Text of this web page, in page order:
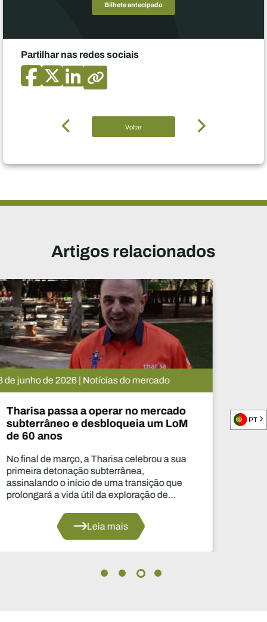
Bilhete antecipado
Partilhar nas redes sociais
Voltar
Artigos relacionados
05 de novembro de 2025 | Notícias
Diário Digital - Ben Magara,
Exxaro Resources
Nesta conversa exclusiva com
CEO da Exxaro Resources, a
de Produto, Laura Nicholson,
crescimento da Exxaro e a sua
PT